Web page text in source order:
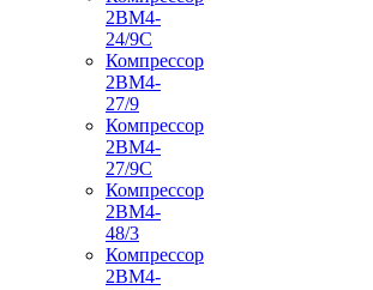
2ВМ4-
24/9С
Компрессор
2ВМ4-
27/9
Компрессор
2ВМ4-
27/9С
Компрессор
2ВМ4-
48/3
Компрессор
2ВМ4-